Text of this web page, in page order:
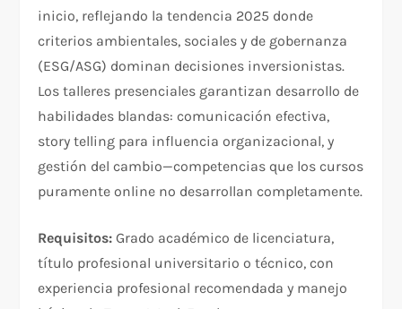
inicio, reflejando la tendencia 2025 donde
criterios ambientales, sociales y de gobernanza
(ESG/ASG) dominan decisiones inversionistas.
Los talleres presenciales garantizan desarrollo de
habilidades blandas: comunicación efectiva,
story telling para influencia organizacional, y
gestión del cambio—competencias que los cursos
puramente online no desarrollan completamente.​
Requisitos: Grado académico de licenciatura,
título profesional universitario o técnico, con
experiencia profesional recomendada y manejo